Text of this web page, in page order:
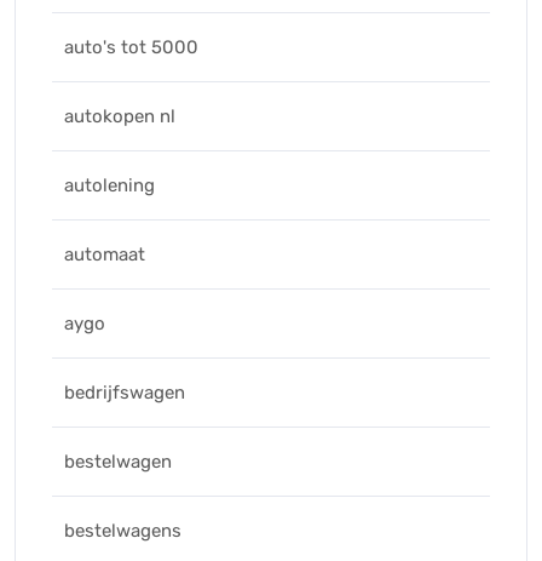
auto's tot 5000
autokopen nl
autolening
automaat
aygo
bedrijfswagen
bestelwagen
bestelwagens